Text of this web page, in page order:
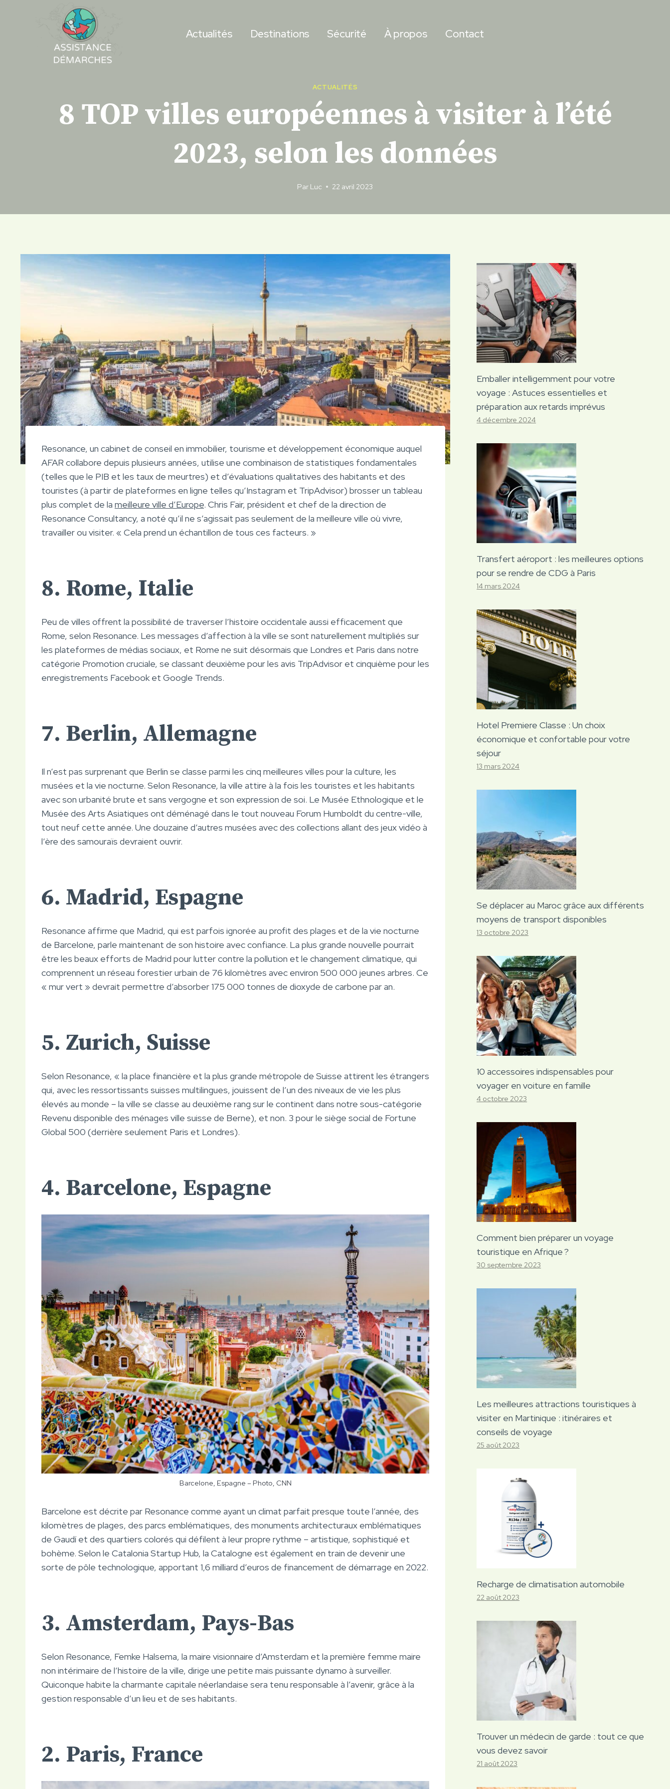
Actualités Destinations Sécurité À propos Contact
ACTUALITÉS
8 TOP villes européennes à visiter à l’été
2023, selon les données
Par Luc 22 avril 2023
Resonance, un cabinet de conseil en immobilier, tourisme et développement économique auquel
AFAR collabore depuis plusieurs années, utilise une combinaison de statistiques fondamentales
(telles que le PIB et les taux de meurtres) et d’évaluations qualitatives des habitants et des
touristes (à partir de plateformes en ligne telles qu’Instagram et TripAdvisor) brosser un tableau
plus complet de la meilleure ville d’Europe. Chris Fair, président et chef de la direction de
Resonance Consultancy, a noté qu’il ne s’agissait pas seulement de la meilleure ville où vivre,
travailler ou visiter. « Cela prend un échantillon de tous ces facteurs. »
8. Rome, Italie
Peu de villes offrent la possibilité de traverser l’histoire occidentale aussi efficacement que
Rome, selon Resonance. Les messages d’affection à la ville se sont naturellement multipliés sur
les plateformes de médias sociaux, et Rome ne suit désormais que Londres et Paris dans notre
catégorie Promotion cruciale, se classant deuxième pour les avis TripAdvisor et cinquième pour les
enregistrements Facebook et Google Trends.
7. Berlin, Allemagne
Il n’est pas surprenant que Berlin se classe parmi les cinq meilleures villes pour la culture, les
musées et la vie nocturne. Selon Resonance, la ville attire à la fois les touristes et les habitants
avec son urbanité brute et sans vergogne et son expression de soi. Le Musée Ethnologique et le
Musée des Arts Asiatiques ont déménagé dans le tout nouveau Forum Humboldt du centre-ville,
tout neuf cette année. Une douzaine d’autres musées avec des collections allant des jeux vidéo à
l’ère des samouraïs devraient ouvrir.
6. Madrid, Espagne
Resonance affirme que Madrid, qui est parfois ignorée au profit des plages et de la vie nocturne
de Barcelone, parle maintenant de son histoire avec confiance. La plus grande nouvelle pourrait
être les beaux efforts de Madrid pour lutter contre la pollution et le changement climatique, qui
comprennent un réseau forestier urbain de 76 kilomètres avec environ 500 000 jeunes arbres. Ce
« mur vert » devrait permettre d’absorber 175 000 tonnes de dioxyde de carbone par an.
5. Zurich, Suisse
Selon Resonance, « la place financière et la plus grande métropole de Suisse attirent les étrangers
qui, avec les ressortissants suisses multilingues, jouissent de l’un des niveaux de vie les plus
élevés au monde – la ville se classe au deuxième rang sur le continent dans notre sous-catégorie
Revenu disponible des ménages ville suisse de Berne), et non. 3 pour le siège social de Fortune
Global 500 (derrière seulement Paris et Londres).
4. Barcelone, Espagne
Barcelone, Espagne – Photo, CNN
Barcelone est décrite par Resonance comme ayant un climat parfait presque toute l’année, des
kilomètres de plages, des parcs emblématiques, des monuments architecturaux emblématiques
de Gaudí et des quartiers colorés qui défilent à leur propre rythme – artistique, sophistiqué et
bohème. Selon le Catalonia Startup Hub, la Catalogne est également en train de devenir une
sorte de pôle technologique, apportant 1,6 milliard d’euros de financement de démarrage en 2022.
3. Amsterdam, Pays-Bas
Selon Resonance, Femke Halsema, la maire visionnaire d’Amsterdam et la première femme maire
non intérimaire de l’histoire de la ville, dirige une petite mais puissante dynamo à surveiller.
Quiconque habite la charmante capitale néerlandaise sera tenu responsable à l’avenir, grâce à la
gestion responsable d’un lieu et de ses habitants.
2. Paris, France
Emballer intelligemment pour votre
voyage : Astuces essentielles et
préparation aux retards imprévus
4 décembre 2024
Transfert aéroport : les meilleures options
pour se rendre de CDG à Paris
14 mars 2024
Hotel Premiere Classe : Un choix
économique et confortable pour votre
séjour
13 mars 2024
Se déplacer au Maroc grâce aux différents
moyens de transport disponibles
13 octobre 2023
10 accessoires indispensables pour
voyager en voiture en famille
4 octobre 2023
Comment bien préparer un voyage
touristique en Afrique ?
30 septembre 2023
Les meilleures attractions touristiques à
visiter en Martinique : itinéraires et
conseils de voyage
25 août 2023
Recharge de climatisation automobile
22 août 2023
Trouver un médecin de garde : tout ce que
vous devez savoir
21 août 2023